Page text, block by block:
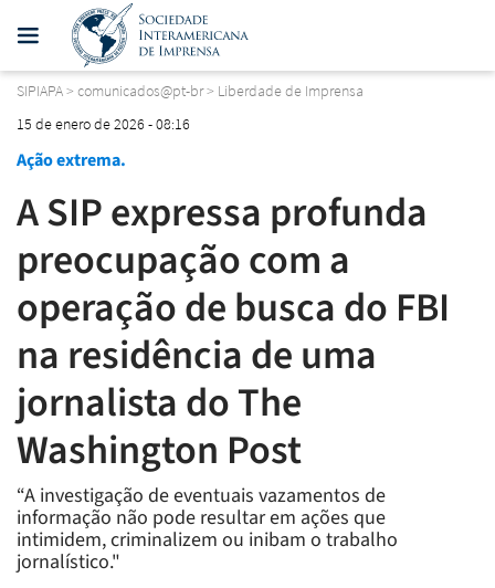
SIPIAPA> comunicados@pt-br> Liberdade de Imprensa
15 de enero de 2026 - 08:16
Ação extrema.
A SIP expressa profunda
preocupação com a
operação de busca do FBI
na residência de uma
jornalista do The
Washington Post
“A investigação de eventuais vazamentos de
informação não pode resultar em ações que
intimidem, criminalizem ou inibam o trabalho
jornalístico."